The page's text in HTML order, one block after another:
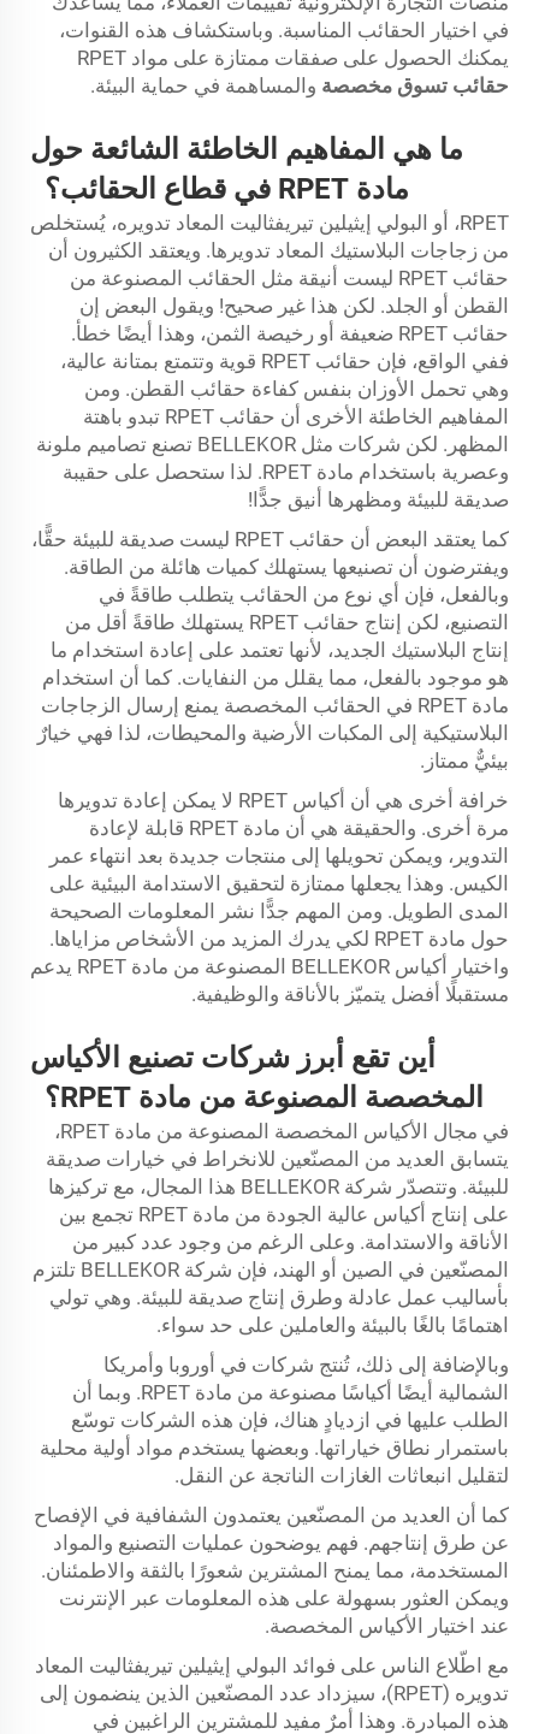
في اختيار الحقائب المناسبة. وباستكشاف هذه القنوات،
يمكنك الحصول على صفقات ممتازة على مواد RPET
حقائب تسوق مخصصة والمساهمة في حماية البيئة.
ما هي المفاهيم الخاطئة الشائعة حول
مادة RPET في قطاع الحقائب؟
RPET، أو البولي إيثيلين تيريفثاليت المعاد تدويره، يُستخلص
من زجاجات البلاستيك المعاد تدويرها. ويعتقد الكثيرون أن
حقائب RPET ليست أنيقة مثل الحقائب المصنوعة من
القطن أو الجلد. لكن هذا غير صحيح! ويقول البعض إن
حقائب RPET ضعيفة أو رخيصة الثمن، وهذا أيضًا خطأ.
ففي الواقع، فإن حقائب RPET قوية وتتمتع بمتانة عالية،
وهي تحمل الأوزان بنفس كفاءة حقائب القطن. ومن
المفاهيم الخاطئة الأخرى أن حقائب RPET تبدو باهتة
المظهر. لكن شركات مثل BELLEKOR تصنع تصاميم ملونة
وعصرية باستخدام مادة RPET. لذا ستحصل على حقيبة
صديقة للبيئة ومظهرها أنيق جدًّا!
كما يعتقد البعض أن حقائب RPET ليست صديقة للبيئة حقًّا،
ويفترضون أن تصنيعها يستهلك كميات هائلة من الطاقة.
وبالفعل، فإن أي نوع من الحقائب يتطلب طاقةً في
التصنيع، لكن إنتاج حقائب RPET يستهلك طاقةً أقل من
إنتاج البلاستيك الجديد، لأنها تعتمد على إعادة استخدام ما
هو موجود بالفعل، مما يقلل من النفايات. كما أن استخدام
مادة RPET في الحقائب المخصصة يمنع إرسال الزجاجات
البلاستيكية إلى المكبات الأرضية والمحيطات، لذا فهي خيارٌ
بيئيٌّ ممتاز.
خرافة أخرى هي أن أكياس RPET لا يمكن إعادة تدويرها
مرة أخرى. والحقيقة هي أن مادة RPET قابلة لإعادة
التدوير، ويمكن تحويلها إلى منتجات جديدة بعد انتهاء عمر
الكيس. وهذا يجعلها ممتازة لتحقيق الاستدامة البيئية على
المدى الطويل. ومن المهم جدًّا نشر المعلومات الصحيحة
حول مادة RPET لكي يدرك المزيد من الأشخاص مزاياها.
واختيار أكياس BELLEKOR المصنوعة من مادة RPET يدعم
مستقبلًا أفضل يتميّز بالأناقة والوظيفية.
أين تقع أبرز شركات تصنيع الأكياس
المخصصة المصنوعة من مادة RPET؟
في مجال الأكياس المخصصة المصنوعة من مادة RPET،
يتسابق العديد من المصنّعين للانخراط في خيارات صديقة
للبيئة. وتتصدّر شركة BELLEKOR هذا المجال، مع تركيزها
على إنتاج أكياس عالية الجودة من مادة RPET تجمع بين
الأناقة والاستدامة. وعلى الرغم من وجود عدد كبير من
المصنّعين في الصين أو الهند، فإن شركة BELLEKOR تلتزم
بأساليب عمل عادلة وطرق إنتاج صديقة للبيئة. وهي تولي
اهتمامًا بالغًا بالبيئة والعاملين على حد سواء.
وبالإضافة إلى ذلك، تُنتج شركات في أوروبا وأمريكا
الشمالية أيضًا أكياسًا مصنوعة من مادة RPET. وبما أن
الطلب عليها في ازديادٍ هناك، فإن هذه الشركات توسّع
باستمرار نطاق خياراتها. وبعضها يستخدم مواد أولية محلية
لتقليل انبعاثات الغازات الناتجة عن النقل.
كما أن العديد من المصنّعين يعتمدون الشفافية في الإفصاح
عن طرق إنتاجهم. فهم يوضحون عمليات التصنيع والمواد
المستخدمة، مما يمنح المشترين شعورًا بالثقة والاطمئنان.
ويمكن العثور بسهولة على هذه المعلومات عبر الإنترنت
عند اختيار الأكياس المخصصة.
مع اطّلاع الناس على فوائد البولي إيثيلين تيريفثاليت المعاد
تدويره (RPET)، سيزداد عدد المصنّعين الذين ينضمون إلى
هذه المبادرة. وهذا أمرٌ مفيد للمشترين الراغبين في